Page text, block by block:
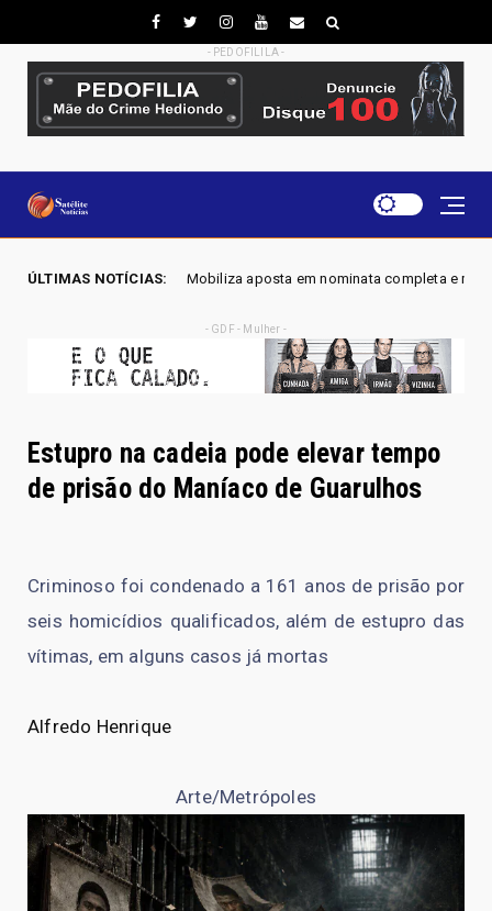
- PEDOFILILA -
ÚLTIMAS NOTÍCIAS:
aposta em nominata completa e mira eleger três deputados
- GDF - Mulher -
Estupro na cadeia pode elevar tempo
de prisão do Maníaco de Guarulhos
Criminoso foi condenado a 161 anos de prisão por
seis homicídios qualificados, além de estupro das
vítimas, em alguns casos já mortas
Alfredo Henrique
Arte/Metrópoles